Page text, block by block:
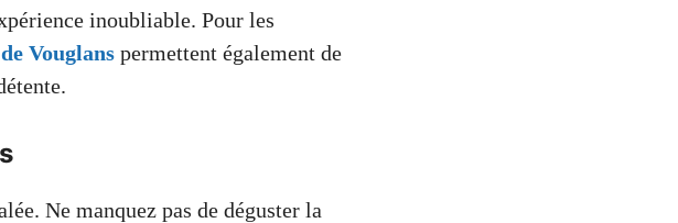
inoubliable. Pour les
Vouglans permettent également de
Ne manquez pas de déguster la